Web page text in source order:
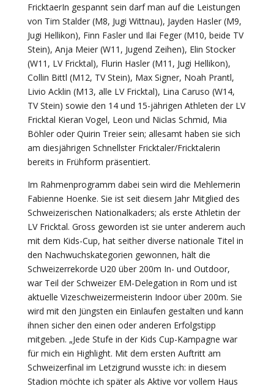
FricktaerIn gespannt sein darf man auf die Leistungen
von Tim Stalder (M8, Jugi Wittnau), Jayden Hasler (M9,
Jugi Hellikon), Finn Fasler und Ilai Feger (M10, beide TV
Stein), Anja Meier (W11, Jugend Zeihen), Elin Stocker
(W11, LV Fricktal), Flurin Hasler (M11, Jugi Hellikon),
Collin Bittl (M12, TV Stein), Max Signer, Noah Prantl,
Livio Acklin (M13, alle LV Fricktal), Lina Caruso (W14,
TV Stein) sowie den 14 und 15-jährigen Athleten der LV
Fricktal Kieran Vogel, Leon und Niclas Schmid, Mia
Böhler oder Quirin Treier sein; allesamt haben sie sich
am diesjährigen Schnellster Fricktaler/Fricktalerin
bereits in Frühform präsentiert.
Im Rahmenprogramm dabei sein wird die Mehlemerin
Fabienne Hoenke. Sie ist seit diesem Jahr Mitglied des
Schweizerischen Nationalkaders; als erste Athletin der
LV Fricktal. Gross geworden ist sie unter anderem auch
mit dem Kids-Cup, hat seither diverse nationale Titel in
den Nachwuchskategorien gewonnen, hält die
Schweizerrekorde U20 über 200m In- und Outdoor,
war Teil der Schweizer EM-Delegation in Rom und ist
aktuelle Vizeschweizermeisterin Indoor über 200m. Sie
wird mit den Jüngsten ein Einlaufen gestalten und kann
ihnen sicher den einen oder anderen Erfolgstipp
mitgeben. „Jede Stufe in der Kids Cup-Kampagne war
für mich ein Highlight. Mit dem ersten Auftritt am
Schweizerfinal im Letzigrund wusste ich: in diesem
Stadion möchte ich später als Aktive vor vollem Haus